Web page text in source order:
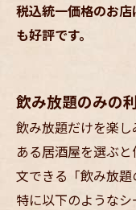
税込統一価格のお
も好評です。
飲み放題のみの
飲み放題だけを楽
ある居酒屋を選ぶ
文できる「飲み放題
特に以下のようなシ